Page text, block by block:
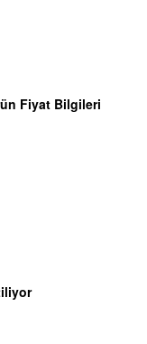
Fiyat Bilgileri